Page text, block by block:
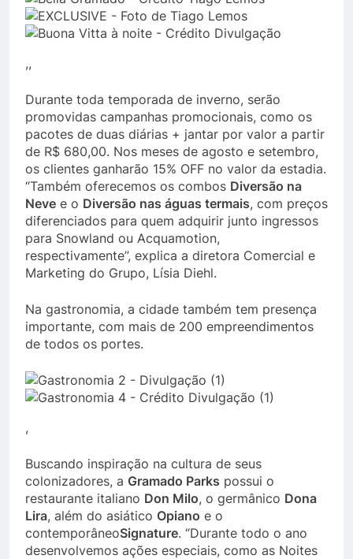
,,
Durante toda temporada de inverno, serão
promovidas campanhas promocionais, como os
pacotes de duas diárias + jantar por valor a partir
de R$ 680,00. Nos meses de agosto e setembro,
os clientes ganharão 15% OFF no valor da estadia.
“Também oferecemos os combos Diversão na
Neve e o Diversão nas águas termais, com preços
diferenciados para quem adquirir junto ingressos
para Snowland ou Acquamotion,
respectivamente”, explica a diretora Comercial e
Marketing do Grupo, Lísia Diehl.
Na gastronomia, a cidade também tem presença
importante, com mais de 200 empreendimentos
de todos os portes.
,
Buscando inspiração na cultura de seus
colonizadores, a Gramado Parks possui o
restaurante italiano Don Milo, o germânico Dona
Lira, além do asiático Opiano e o
contemporâneoSignature. “Durante todo o ano
desenvolvemos ações especiais, como as Noites